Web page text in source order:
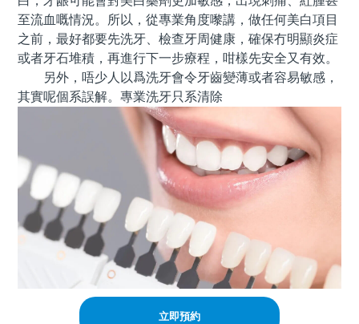
至流血嘅情況。所以，從專業角度嚟講，做任何美白項目
之前，最好都要先洗牙、檢查牙周健康，確保冇明顯炎症
或者牙石堆積，再進行下一步療程，咁樣先安全又有效。
另外，唔少人以爲洗牙會令牙齒變薄或者容易敏感，
其實呢個系誤解。專業洗牙只系清除
立即預約